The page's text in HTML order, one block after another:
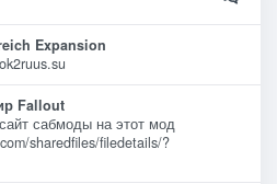
Expansion
Fallout
сабмоды на этот мод
sharedfiles/filedetails/?